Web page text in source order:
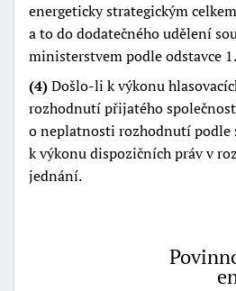
energeticky strategickým
a to do dodatečného udělení
ministerstvem podle odstavce 1.
(4)Došlo-li k výkonu
rozhodnutí přijatého
o neplatnosti rozhodnutí podle
k výkonu dispozičních práv v
jednání.